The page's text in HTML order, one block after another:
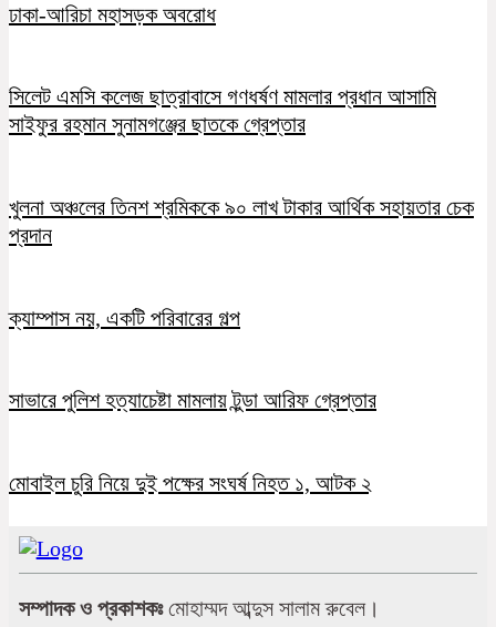
ঢাকা-আরিচা মহাসড়ক অবরোধ
সিলেট এমসি কলেজ ছাত্রাবাসে গণধর্ষণ মামলার প্রধান আসামি
সাইফুর রহমান সুনামগঞ্জের ছাতকে গ্রেপ্তার
খুলনা অঞ্চলের তিনশ শ্রমিককে ৯০ লাখ টাকার আর্থিক সহায়তার চেক
প্রদান
ক্যাম্পাস নয়, একটি পরিবারের গল্প
সাভারে পুলিশ হত্যাচেষ্টা মামলায় টুন্ডা আরিফ গ্রেপ্তার
মোবাইল চুরি নিয়ে দুই পক্ষের সংঘর্ষ নিহত ১, আটক ২
সম্পাদক ও প্রকাশকঃমোহাম্মদ আব্দুস সালাম রুবেল।